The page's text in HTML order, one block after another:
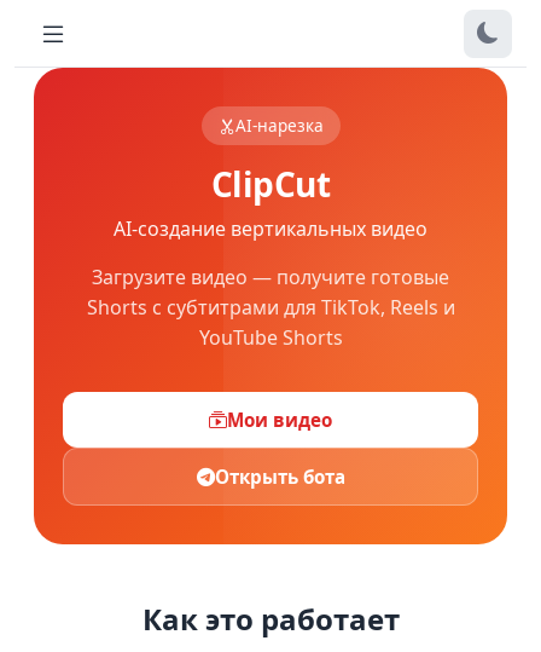
AI-нарезка
ClipCut
AI-создание вертикальных видео
Загрузите видео — получите готовые
Shorts с субтитрами для TikTok, Reels и
YouTube Shorts
Мои видео
Открыть бота
Как это работает